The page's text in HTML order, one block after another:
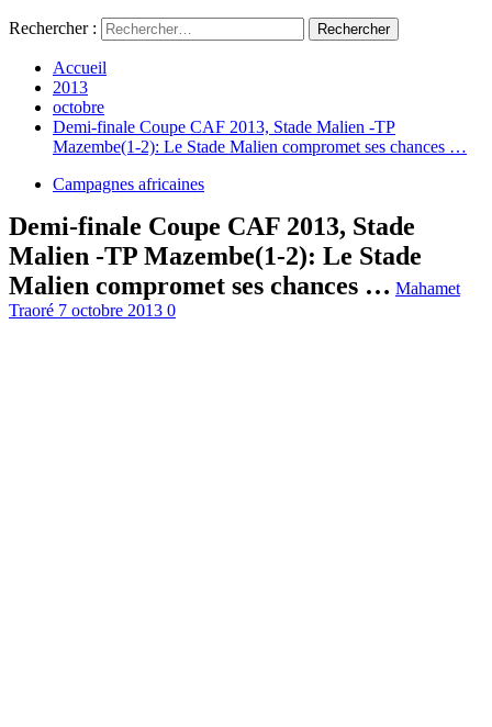
Rechercher :
Accueil
2013
octobre
Demi-finale Coupe CAF 2013, Stade Malien -TP
Mazembe(1-2): Le Stade Malien compromet ses chances …
Campagnes africaines
Demi-finale Coupe CAF 2013, Stade
Malien -TP Mazembe(1-2): Le Stade
Malien compromet ses chances … Mahamet
Traoré 7 octobre 2013 0